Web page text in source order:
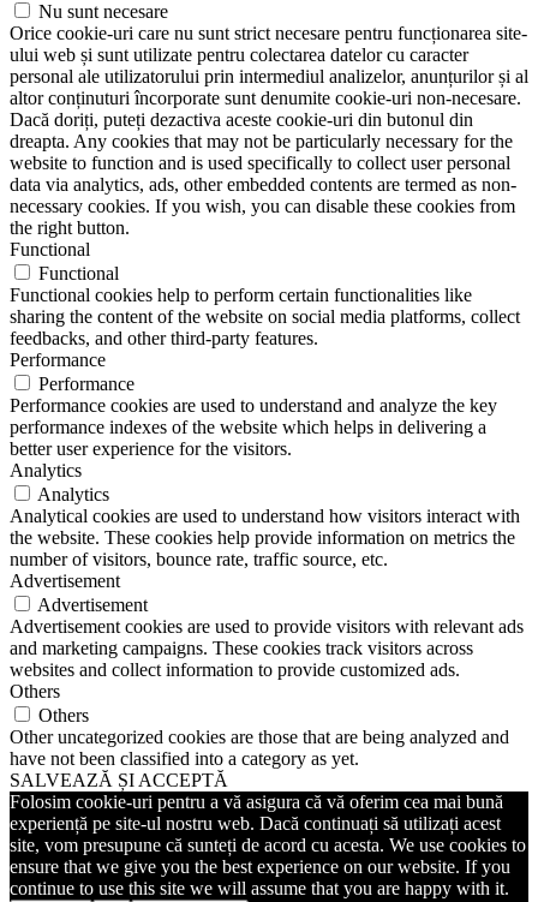
Nu sunt necesare
Orice cookie-uri care nu sunt strict necesare pentru funcționarea site-
ului web și sunt utilizate pentru colectarea datelor cu caracter
personal ale utilizatorului prin intermediul analizelor, anunțurilor și al
altor conținuturi încorporate sunt denumite cookie-uri non-necesare.
Dacă doriți, puteți dezactiva aceste cookie-uri din butonul din
dreapta. Any cookies that may not be particularly necessary for the
website to function and is used specifically to collect user personal
data via analytics, ads, other embedded contents are termed as non-
necessary cookies. If you wish, you can disable these cookies from
the right button.
Functional
Functional
Functional cookies help to perform certain functionalities like
sharing the content of the website on social media platforms, collect
feedbacks, and other third-party features.
Performance
Performance
Performance cookies are used to understand and analyze the key
performance indexes of the website which helps in delivering a
better user experience for the visitors.
Analytics
Analytics
Analytical cookies are used to understand how visitors interact with
the website. These cookies help provide information on metrics the
number of visitors, bounce rate, traffic source, etc.
Advertisement
Advertisement
Advertisement cookies are used to provide visitors with relevant ads
and marketing campaigns. These cookies track visitors across
websites and collect information to provide customized ads.
Others
Others
Other uncategorized cookies are those that are being analyzed and
have not been classified into a category as yet.
SALVEAZĂ ȘI ACCEPTĂ
Folosim cookie-uri pentru a vă asigura că vă oferim cea mai bună
experiență pe site-ul nostru web. Dacă continuați să utilizați acest
site, vom presupune că sunteți de acord cu acesta. We use cookies to
ensure that we give you the best experience on our website. If you
continue to use this site we will assume that you are happy with it.